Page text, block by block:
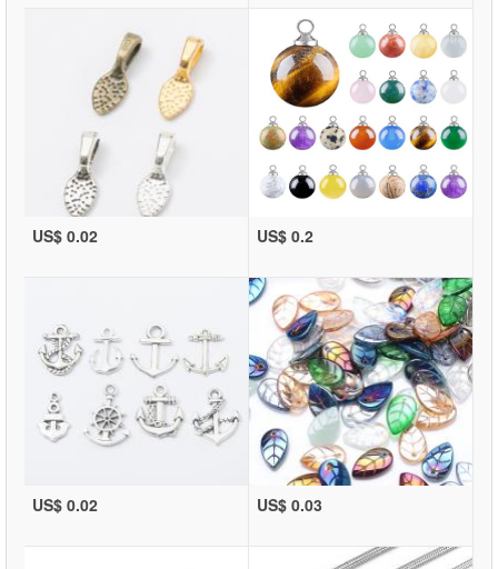
US$ 0.02 US$ 0.2
US$ 0.02 US$ 0.03